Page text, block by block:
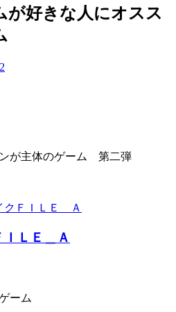
が好きな人にオスス
が主体のゲーム 第二弾
ＬＥ＿Ａ
ーム